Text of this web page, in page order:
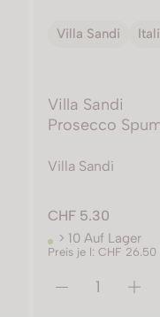
Villa Sandi
Villa Sandi
Prosecco
Villa Sandi
CHF 5.30
> 10 Auf Lager
Preis je l: CHF 26.50